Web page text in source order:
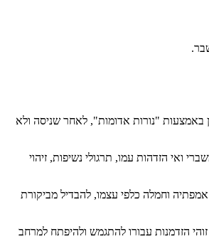
באמצעות "נורות אדומות", לאחר שניסה ולא
ואי הזדהות עמו, תרגולי נשיפות, זיהוי
וחמלה כלפי עצמו, להבדיל מביקורת
הזדמנות עבורו להתגמש ולהיפתח למרחב